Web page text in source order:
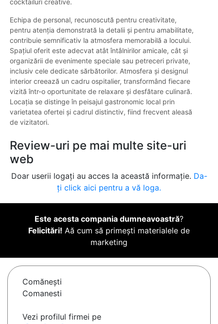
cocktailuri creative.
Echipa de personal, recunoscută pentru creativitate,
pentru atenția demonstrată la detalii și pentru amabilitate,
contribuie semnificativ la atmosfera memorabilă a locului.
Spațiul oferit este adecvat atât întâlnirilor amicale, cât și
organizării de evenimente speciale sau petreceri private,
inclusiv cele dedicate sărbătorilor. Atmosfera și designul
interior creează un cadru ospitalier, transformând fiecare
vizită într-o oportunitate de relaxare și desfătare culinară.
Locația se distinge în peisajul gastronomic local prin
varietatea ofertei și cadrul distinctiv, fiind frecvent aleasă
de vizitatori.
Review-uri pe mai multe site-uri
web
Doar userii logați au acces la această informație. Da-
ți click aici pentru a vă loga.
Este acesta compania dumneavoastră?
Felicitări! Aă cum să primești materialele de
marketing
Comăneşti
Comanesti
Vezi profilul firmei pe